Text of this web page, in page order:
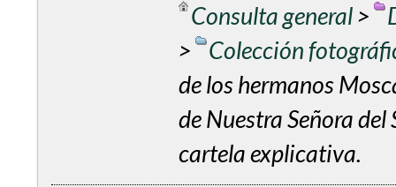
Consulta general>
>
Colección
de los hermanos
de Nuestra Señora
cartela explicativa.